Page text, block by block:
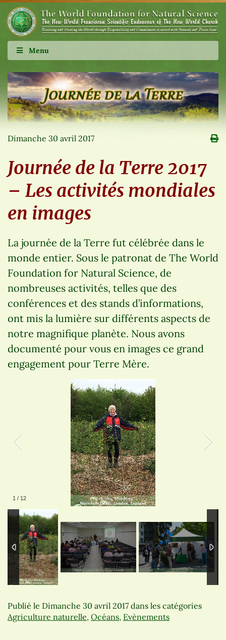
Menu
Dimanche 30 avril 2017
Journée de la Terre 2017
– Les activités mondiales
en images
La journée de la Terre fut célébrée dans le
monde entier. Sous le patronat de The World
Foundation for Natural Science, de
nombreuses activités, telles que des
conférences et des stands d’informations,
ont mis la lumière sur différents aspects de
notre magnifique planète. Nous avons
documenté pour vous en images ce grand
engagement pour Terre Mère.
1 / 12
Publié le Dimanche 30 avril 2017 dans les catégories
Agriculture naturelle, Océans, Evènements